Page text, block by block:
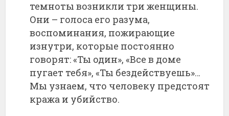
темноты возникли три женщины.
Они – голоса его разума,
воспоминания, пожирающие
изнутри, которые постоянно
говорят: «Ты один», «Все в доме
пугает тебя», «Ты бездействуешь»…
Мы узнаем, что человеку предстоят
кража и убийство.